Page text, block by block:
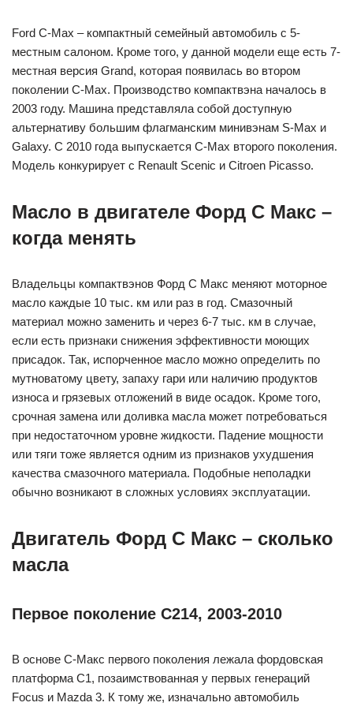
Ford C-Max – компактный семейный автомобиль с 5-
местным салоном. Кроме того, у данной модели еще есть 7-
местная версия Grand, которая появилась во втором
поколении C-Max. Производство компактвэна началось в
2003 году. Машина представляла собой доступную
альтернативу большим флагманским минивэнам S-Max и
Galaxy. С 2010 года выпускается C-Max второго поколения.
Модель конкурирует с Renault Scenic и Citroen Picasso.
Масло в двигателе Форд С Макс –
когда менять
Владельцы компактвэнов Форд С Макс меняют моторное
масло каждые 10 тыс. км или раз в год. Смазочный
материал можно заменить и через 6-7 тыс. км в случае,
если есть признаки снижения эффективности моющих
присадок. Так, испорченное масло можно определить по
мутноватому цвету, запаху гари или наличию продуктов
износа и грязевых отложений в виде осадок. Кроме того,
срочная замена или доливка масла может потребоваться
при недостаточном уровне жидкости. Падение мощности
или тяги тоже является одним из признаков ухудшения
качества смазочного материала. Подобные неполадки
обычно возникают в сложных условиях эксплуатации.
Двигатель Форд С Макс – сколько
масла
Первое поколение С214, 2003-2010
В основе С-Макс первого поколения лежала фордовская
платформа С1, позаимствованная у первых генераций
Focus и Mazda 3. К тому же, изначально автомобиль